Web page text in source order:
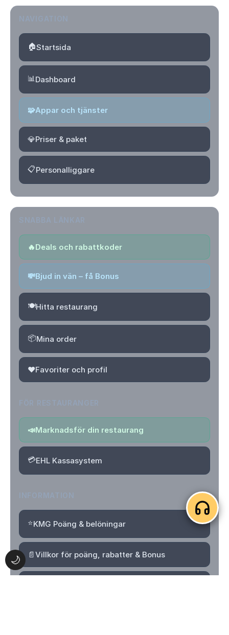
🌙
🏠Startsida
📊Dashboard
🧩Appar och tjänster
💎Priser & paket
📋Personalliggare
🔥Deals och rabattkoder
💸Bjud in vän – få Bonus
🍽️Hitta restaurang
📦Mina order
❤️Favoriter och profil
📣Marknadsför din restaurang
💳EHL Kassasystem
⭐KMG Poäng & belöningar
📄Villkor för poäng, rabatter & Bonus